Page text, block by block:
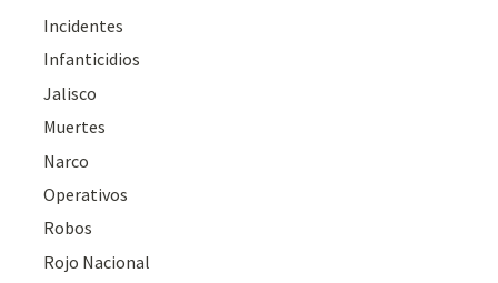
Incidentes
Infanticidios
Jalisco
Muertes
Narco
Operativos
Robos
Rojo Nacional